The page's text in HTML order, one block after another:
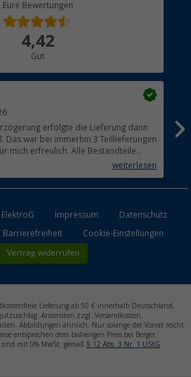
Eure Bewertungen
4,42
Gut
erfolgte die Lieferung dann
Das war bei immerhin 3 Teillieferungen
mich erfreulich. Alle Bestandteile
in Ordnung. Das Gerät (Gasgrill)weiterlesen
ElektroG Impressum
Datenschutz
Barrierefreiheit Cookie-Einstellungen
Vertrag widerrufen
Lieferung ab 50 € innerhalb Deutschland,
Ansonsten zzgl. Versandkosten.
Abbildungen ähnlich. Nur solange der Vorrat reicht.
entsprechen dem bisherigen Preis bei Berger.
mit 0% MwSt. gemäß § 12 Abs. 3 Nr. 1 UStG